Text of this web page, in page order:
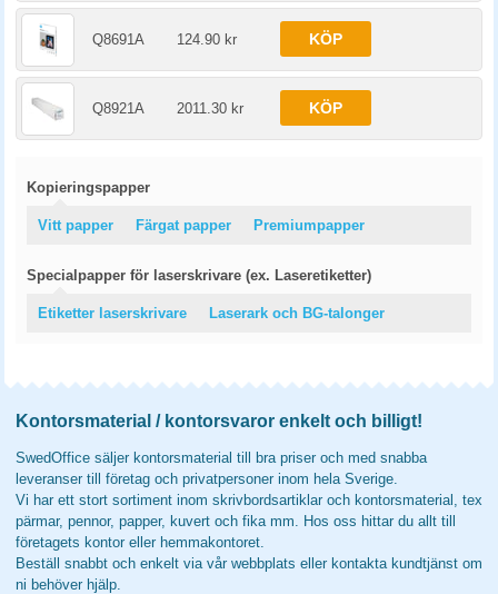
Q8691A 124.90 kr KÖP
Q8921A 2011.30 kr KÖP
Kopieringspapper
Vitt papper Färgat papper Premiumpapper
Specialpapper för laserskrivare (ex. Laseretiketter)
Etiketter laserskrivare Laserark och BG-talonger
Kontorsmaterial / kontorsvaror enkelt och billigt!
SwedOffice säljer kontorsmaterial till bra priser och med snabba
leveranser till företag och privatpersoner inom hela Sverige.
Vi har ett stort sortiment inom skrivbordsartiklar och kontorsmaterial, tex
pärmar, pennor, papper, kuvert och fika mm. Hos oss hittar du allt till
företagets kontor eller hemmakontoret.
Beställ snabbt och enkelt via vår webbplats eller kontakta kundtjänst om
ni behöver hjälp.